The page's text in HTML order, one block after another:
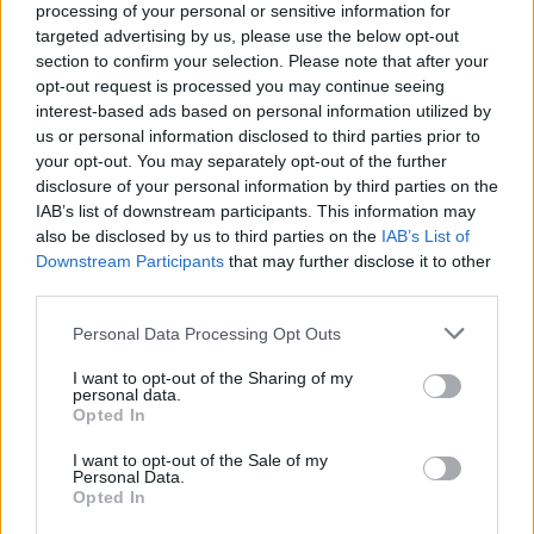
processing of your personal or sensitive information for
targeted advertising by us, please use the below opt-out
section to confirm your selection. Please note that after your
opt-out request is processed you may continue seeing
interest-based ads based on personal information utilized by
us or personal information disclosed to third parties prior to
your opt-out. You may separately opt-out of the further
disclosure of your personal information by third parties on the
IAB’s list of downstream participants. This information may
also be disclosed by us to third parties on the IAB’s List of
Downstream Participants that may further disclose it to other
Please note that this website/app uses one or more Google
not limited to your visit or usage behaviour. You may click to
grant or deny consent to Google and its third-party tags to
use your data for below specified purposes in below Google
consent section.
Personal Data Processing Opt Outs
I want to opt-out of the Sharing of my
personal data.
Opted In
I want to opt-out of the Sale of my
Personal Data.
Opted In
Δεν θα επιτρέψω προσωπικές στρατηγικές και
φήμες να σκιάσουν τη σοβαρότητα και τη
συνέπεια του κόμματος και των συλλογικών του
αποφάσεων, επιδιώκοντας ένα διαφορετικό
πολιτικό σχέδιο.
Και δεν επιτρέπω σε κανέναν να θίγει την πολιτική
μου ηθική και αξιοπρέπεια».
Πολάκης: Τρεις πρόεδροι στη
σειρά με διαγράφουν
οποίος απάντησε με νέα αιχμηρή ανάρτηση
εξαπολύοντας επίθεση στον πρόεδρο του